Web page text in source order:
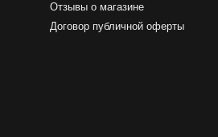
Отзывы о магазине
Договор публичной оферты